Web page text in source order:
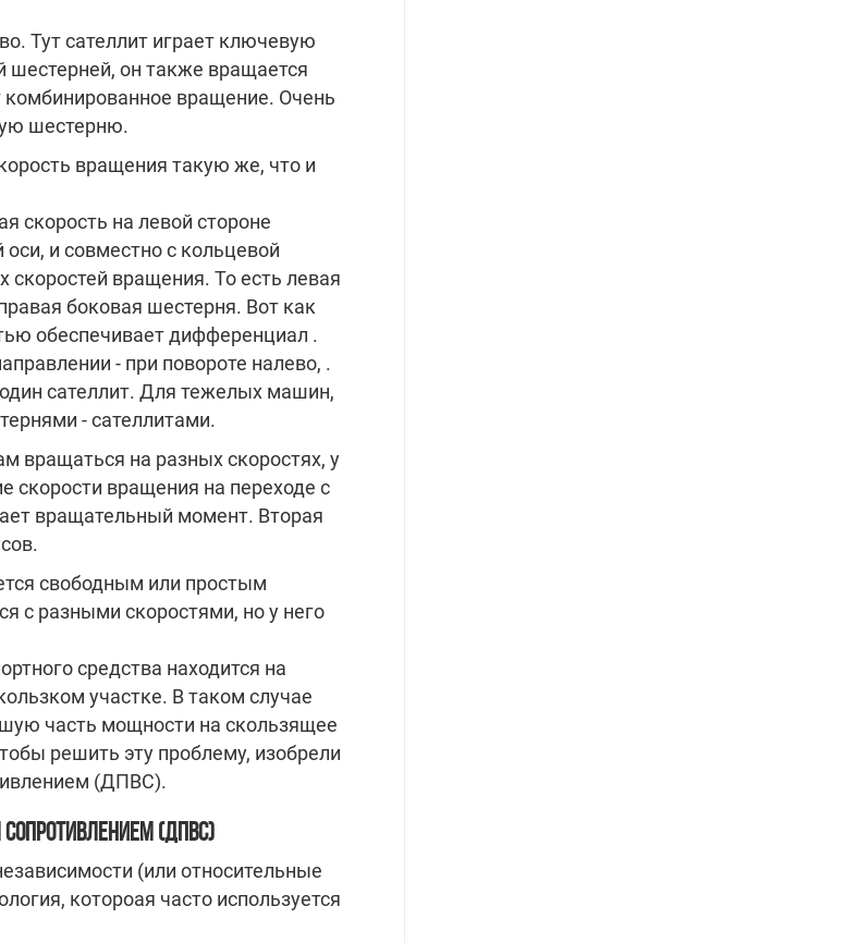
Тут сателлит играет ключевую
он также вращается
комбинированное вращение. Очень
шестерню.
вращения такую же, что и
скорость на левой стороне
оси, и совместно с кольцевой
скоростей вращения. То есть левая
боковая шестерня. Вот как
обеспечивает дифференциал .
- при повороте налево, .
сателлит. Для тежелых машин,
- сателлитами.
вращаться на разных скоростях, у
скорости вращения на переходе с
вращательный момент. Вторая
свободным или простым
с разными скоростями, но у него
средства находится на
участке. В таком случае
часть мощности на скользящее
решить эту проблему, изобрели
(ДПВС).
(ДПВС)
(или относительные
котороая часто используется